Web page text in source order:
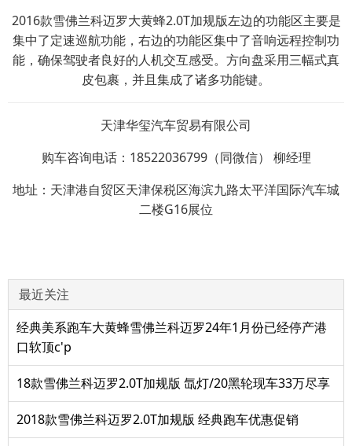
2016款雪佛兰科迈罗大黄蜂2.0T加规版左边的功能区主要是
集中了定速巡航功能，右边的功能区集中了音响远程控制功
能，确保驾驶者良好的人机交互感受。方向盘采用三幅式真
皮包裹，并且集成了诸多功能键。
天津华玺汽车贸易有限公司
购车咨询电话：18522036799（同微信） 柳经理
地址：天津港自贸区天津保税区海滨九路太平洋国际汽车城
二楼G16展位
最近关注
经典美系跑车大黄蜂雪佛兰科迈罗24年1月份已经停产港
口软顶c'p
18款雪佛兰科迈罗2.0T加规版 氙灯/20黑轮现车33万尽享
2018款雪佛兰科迈罗2.0T加规版 经典跑车优惠促销